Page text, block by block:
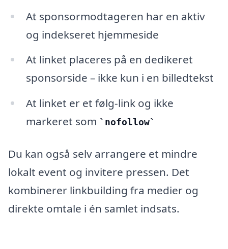
At sponsormodtageren har en aktiv
og indekseret hjemmeside
At linket placeres på en dedikeret
sponsorside – ikke kun i en billedtekst
At linket er et følg-link og ikke
markeret som
nofollow
Du kan også selv arrangere et mindre
lokalt event og invitere pressen. Det
kombinerer linkbuilding fra medier og
direkte omtale i én samlet indsats.